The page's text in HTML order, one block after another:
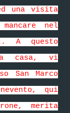
una visita
nel
A questo
casa, vi
San Marco
qui
merita